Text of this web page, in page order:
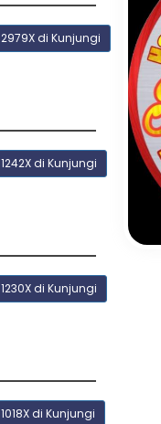
2979X di Kunjungi
1242X di Kunjungi
1230X di Kunjungi
1018X di Kunjungi